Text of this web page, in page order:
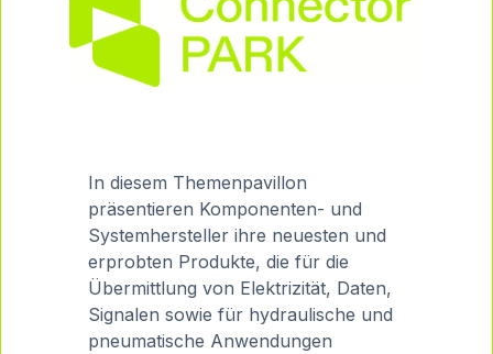
In diesem Themenpavillon
präsentieren Komponenten- und
Systemhersteller ihre neuesten und
erprobten Produkte, die für die
Übermittlung von Elektrizität, Daten,
Signalen sowie für hydraulische und
pneumatische Anwendungen